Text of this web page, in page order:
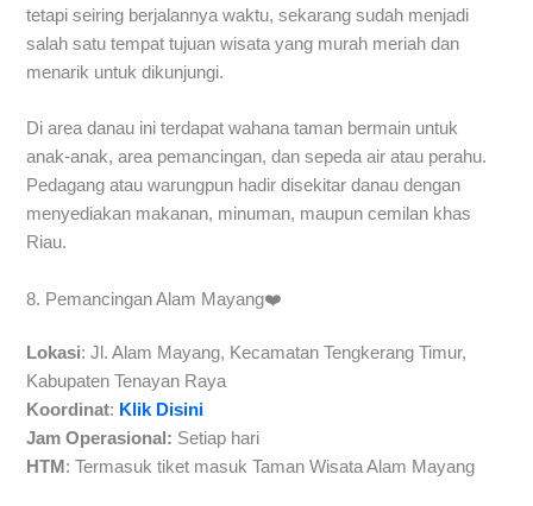
merupakan sebuah objek wisata buatan.
Awalnya, danau ini berfungsi hanya sebagai waduk irigasi,
salah satu tempat tujuan wisata yang murah meriah dan
menarik untuk dikunjungi.
Di area danau ini terdapat wahana taman bermain untuk
anak-anak, area pemancingan, dan sepeda air atau perahu.
menyediakan makanan, minuman, maupun cemilan khas
8. Pemancingan Alam Mayang❤️
Lokasi: Jl. Alam Mayang, Kecamatan Tengkerang Timur,
Kabupaten Tenayan Raya